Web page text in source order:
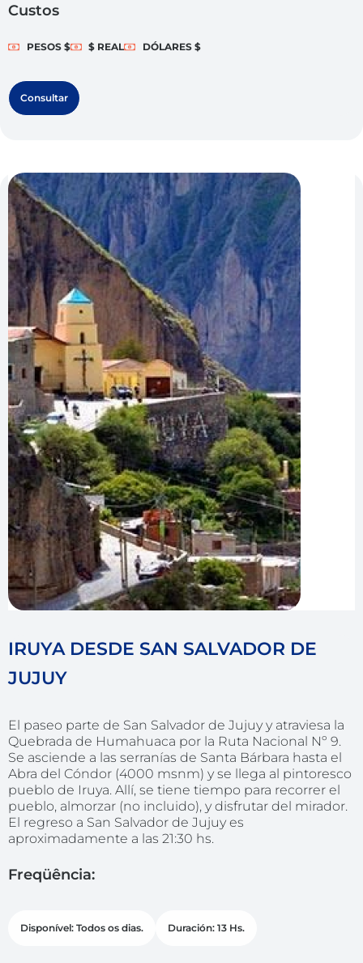
Custos
PESOS $ $ REAL DÓLARES $
Consultar
IRUYA DESDE SAN SALVADOR DE
JUJUY
El paseo parte de San Salvador de Jujuy y atraviesa la
Quebrada de Humahuaca por la Ruta Nacional Nº 9.
Se asciende a las serranías de Santa Bárbara hasta el
Abra del Cóndor (4000 msnm) y se llega al pintoresco
pueblo de Iruya. Allí, se tiene tiempo para recorrer el
pueblo, almorzar (no incluido), y disfrutar del mirador.
El regreso a San Salvador de Jujuy es
aproximadamente a las 21:30 hs.
Freqüência:
Disponível: Todos os dias. Duración: 13 Hs.